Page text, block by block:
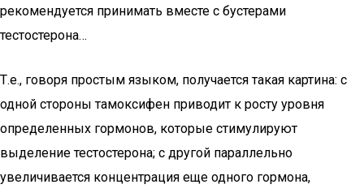
рекомендуется принимать вместе с бустерами
тестостерона…
Т.е., говоря простым языком, получается такая картина: с
одной стороны тамоксифен приводит к росту уровня
определенных гормонов, которые стимулируют
выделение тестостерона; с другой параллельно
увеличивается концентрация еще одного гормона,